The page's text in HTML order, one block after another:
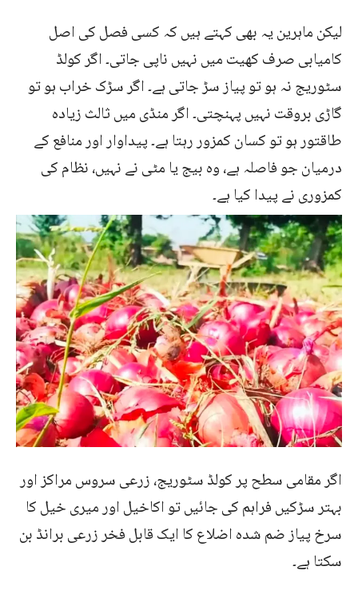
لیکن ماہرین یہ بھی کہتے ہیں کہ کسی فصل کی اصل
کامیابی صرف کھیت میں نہیں ناپی جاتی۔ اگر کولڈ
سٹوریج نہ ہو تو پیاز سڑ جاتی ہے۔ اگر سڑک خراب ہو تو
گاڑی بروقت نہیں پہنچتی۔ اگر منڈی میں ثالث زیادہ
طاقتور ہو تو کسان کمزور رہتا ہے۔ پیداوار اور منافع کے
درمیان جو فاصلہ ہے، وہ بیج یا مٹی نے نہیں، نظام کی
کمزوری نے پیدا کیا ہے۔
اگر مقامی سطح پر کولڈ سٹوریج، زرعی سروس مراکز اور
بہتر سڑکیں فراہم کی جائیں تو اکاخیل اور میری خیل کا
سرخ پیاز ضم شدہ اضلاع کا ایک قابل فخر زرعی برانڈ بن
سکتا ہے۔